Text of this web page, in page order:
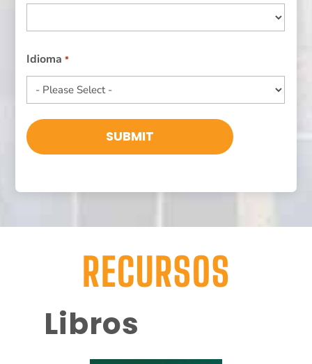
Idioma *
RECURSOS
Libros